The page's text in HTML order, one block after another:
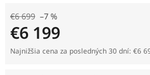
€6 699 –7 %
€6 199
Jednotková cena:
Najnižšia cena za posledných 30 dní: €6